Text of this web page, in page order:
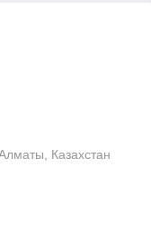
Казахстан